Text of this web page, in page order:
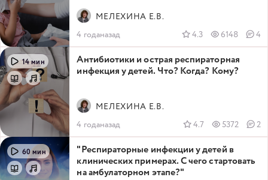
МЕЛЕХИНА Е.В.
4 годаназад
4.3 6148 4
14 мин
Антибиотики и острая респираторная
инфекция у детей. Что? Когда? Кому?
МЕЛЕХИНА Е.В.
4 годаназад
4.7 5372 2
60 мин
"Респираторные инфекции у детей в
клинических примерах. С чего стартовать
на амбулаторном этапе?"